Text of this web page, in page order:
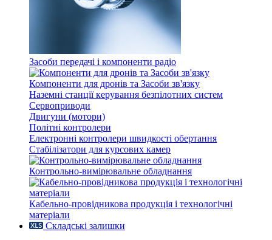
Засоби передачі і компоненти радіо
Компоненти для дронів та Засоби зв'язку
Наземні станції керування безпілотних систем
Сервоприводи
Двигуни (мотори)
Політні контролери
Електронні контролери швидкості обертання
Стабілізатори для курсових камер
Контрольно-вимірювальне обладнання
Кабельно-провідникова продукція і технологічні
матеріали
Складські залишки